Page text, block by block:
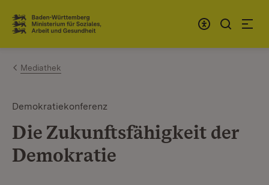
Zum Inhalt springen
Link zur Startseite
Mediathek
Demokratiekonferenz
Die Zukunftsfähigkeit der
Demokratie